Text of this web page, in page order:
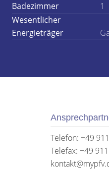
Badezimmer 1
Wesentlicher
Energieträger
Telefon: +49
Telefax: +49